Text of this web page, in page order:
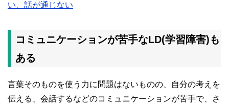
い、話が通じない
コミュニケーションが苦手なLD(学習障害)も
ある
言葉そのものを使う力に問題はないものの、自分の考えを
伝える、会話するなどのコミュニケーションが苦手で、さ